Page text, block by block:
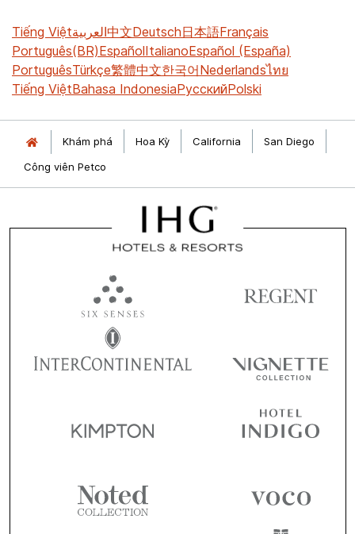
Tiếng Việtالعربية中文Deutsch日本語Français
Português(BR)EspañolItalianoEspañol (España)
PortuguêsTürkçe繁體中文한국어Nederlandsไทย
Tiếng ViệtBahasa IndonesiaРусскийPolski
Khám phá Hoa Kỳ California
San Diego
Công viên Petco